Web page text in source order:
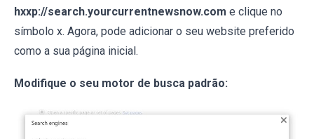
hxxp://search.yourcurrentnewsnow.com e clique no
símbolo x. Agora, pode adicionar o seu website preferido
como a sua página inicial.
Modifique o seu motor de busca padrão: